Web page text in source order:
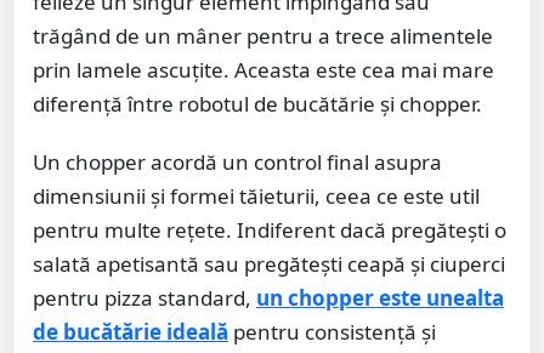
trăgând de un mâner pentru a trece alimentele
prin lamele ascuțite. Aceasta este cea mai mare
diferență între robotul de bucătărie și chopper.
Un chopper acordă un control final asupra
dimensiunii și formei tăieturii, ceea ce este util
pentru multe rețete. Indiferent dacă pregătești o
salată apetisantă sau pregătești ceapă și ciuperci
pentru pizza standard, un chopper este unealta
de bucătărie ideală pentru consistență și